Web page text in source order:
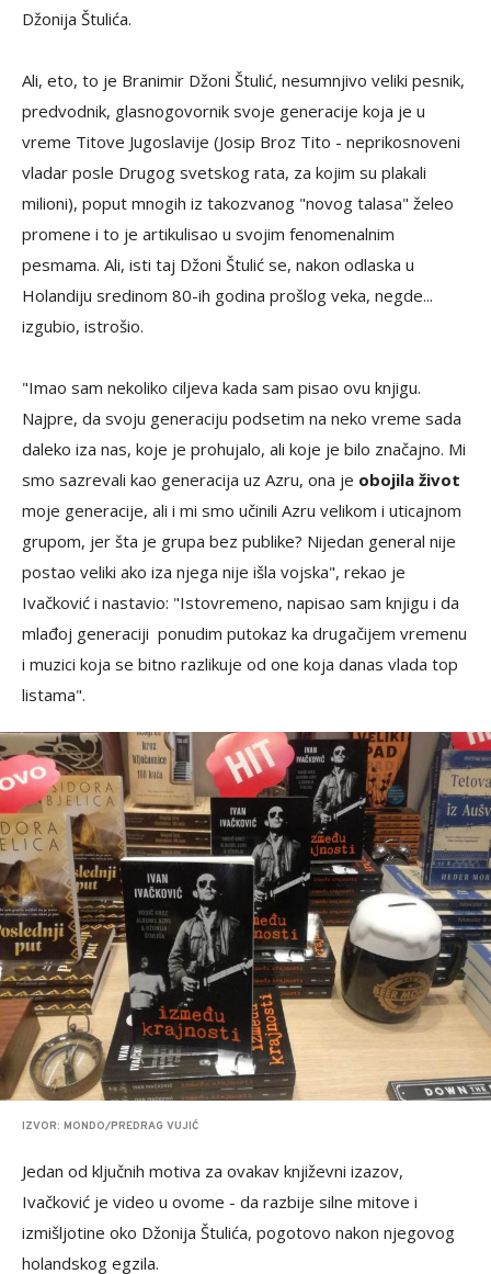
Džonija Štulića.
Ali, eto, to je Branimir Džoni Štulić, nesumnjivo veliki pesnik,
predvodnik, glasnogovornik svoje generacije koja je u
vreme Titove Jugoslavije (Josip Broz Tito - neprikosnoveni
vladar posle Drugog svetskog rata, za kojim su plakali
milioni), poput mnogih iz takozvanog "novog talasa" želeo
promene i to je artikulisao u svojim fenomenalnim
pesmama. Ali, isti taj Džoni Štulić se, nakon odlaska u
Holandiju sredinom 80-ih godina prošlog veka, negde...
izgubio, istrošio.
"Imao sam nekoliko ciljeva kada sam pisao ovu knjigu.
Najpre, da svoju generaciju podsetim na neko vreme sada
daleko iza nas, koje je prohujalo, ali koje je bilo značajno. Mi
smo sazrevali kao generacija uz Azru, ona je obojila život
moje generacije, ali i mi smo učinili Azru velikom i uticajnom
grupom, jer šta je grupa bez publike? Nijedan general nije
postao veliki ako iza njega nije išla vojska", rekao je
Ivačković i nastavio: "Istovremeno, napisao sam knjigu i da
mlađoj generaciji ponudim putokaz ka drugačijem vremenu
i muzici koja se bitno razlikuje od one koja danas vlada top
listama".
IZVOR: MONDO/PREDRAG VUJIĆ
Jedan od ključnih motiva za ovakav književni izazov,
Ivačković je video u ovome - da razbije silne mitove i
izmišljotine oko Džonija Štulića, pogotovo nakon njegovog
holandskog egzila.